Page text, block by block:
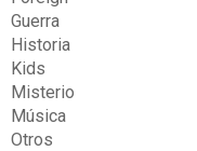
Guerra
Historia
Kids
Misterio
Música
Otros